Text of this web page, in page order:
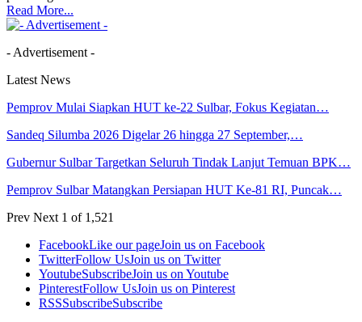
Read More...
- Advertisement -
Latest News
Pemprov Mulai Siapkan HUT ke-22 Sulbar, Fokus Kegiatan…
Sandeq Silumba 2026 Digelar 26 hingga 27 September,…
Gubernur Sulbar Targetkan Seluruh Tindak Lanjut Temuan BPK…
Pemprov Sulbar Matangkan Persiapan HUT Ke-81 RI, Puncak…
Prev Next 1 of 1,521
FacebookLike our pageJoin us on Facebook
TwitterFollow UsJoin us on Twitter
YoutubeSubscribeJoin us on Youtube
PinterestFollow UsJoin us on Pinterest
RSSSubscribeSubscribe